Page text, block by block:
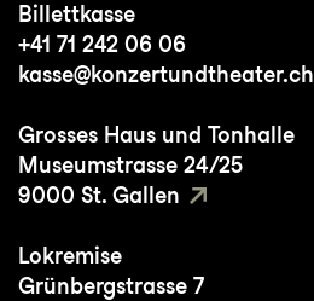
Billettkasse
+41 71 242 06 06
kasse@konzertundtheater.ch
Grosses Haus und Tonhalle
Museumstrasse 24/25
9000 St. Gallen
Lokremise
Grünbergstrasse 7